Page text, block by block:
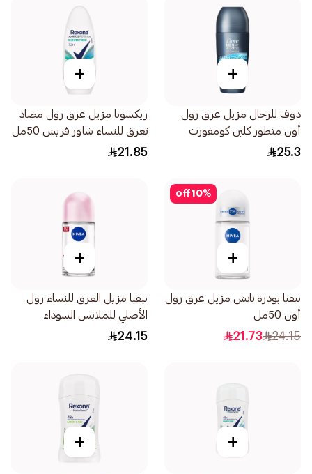
+
دوف للرجال مزيل عرق رول
أون متطور كلين كومفورت
50مل
25.3
+
ريكسونا مزيل عرق رول مضاد
تعرق للنساء شاور فريش 50مل
21.85
10%
off
+
نيفيا بودرة تاتش مزيل عرق رول
أون 50مل
24.15
21.73
+
نيفيا مزيل العرق للنساء رول
الأصلي للملابس السوداء
والبيضاء 50مل
24.15
+
+